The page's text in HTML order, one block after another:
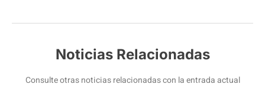
Noticias Relacionadas
Consulte otras noticias relacionadas con la entrada actual